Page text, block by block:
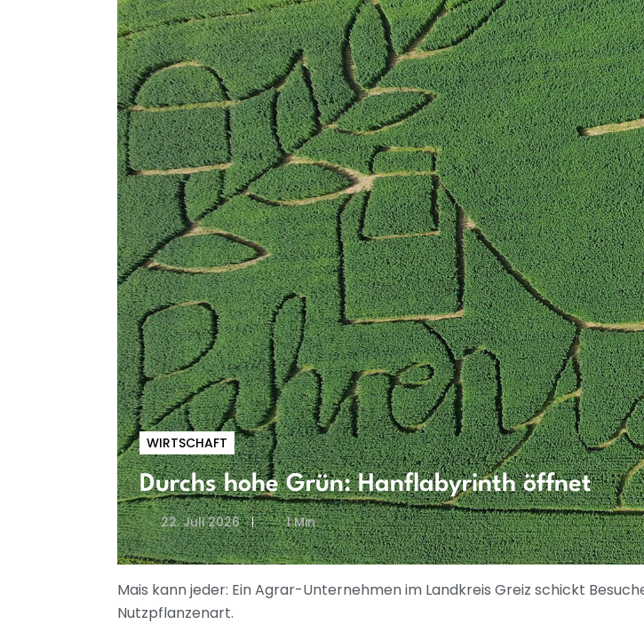
WIRTSCHAFT
Durchs hohe Grün: Hanflabyrinth öffnet
22. Juli 2026 1 Min
Mais kann jeder: Ein Agrar-Unternehmen im Landkreis Greiz schickt
Nutzpflanzenart.